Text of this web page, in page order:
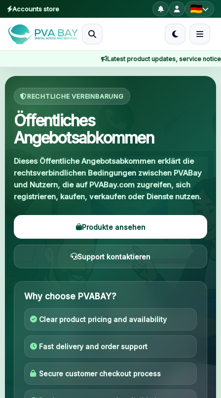
Accounts store
Latest product updates, service notices,
MENU
Produkte
Blog
About
2FA
FAQ
Contact
Ihr Konto
Support
KATEGORIEN
Google Voice
Gmail Konten 2024
Gmail Konten 2023
2FA Gmail Konten
Öffentliches Angebotsabkommen
RECHTLICHE VEREINBARUNG
Öffentliches
Angebotsabkommen
Dieses Öffentliche Angebotsabkommen erklärt die
rechtsverbindlichen Bedingungen zwischen PVABay
und Nutzern, die auf PVABay.com zugreifen, sich
registrieren, kaufen, verkaufen oder Dienste nutzen.
Produkte ansehen
Support kontaktieren
Why choose PVABAY?
Clear product pricing and availability
Fast delivery and order support
Secure customer checkout process